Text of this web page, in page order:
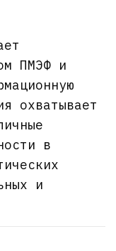
ПМЭФ и
охватывает
в
и